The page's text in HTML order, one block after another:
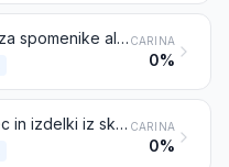
Obdelan kamen za spomenike ali za gradbeništvo (razen iz skrilavcev) in izdelki iz njega, razen izdelkov iz tarifne številke 6801; kockice za mozaik in podobno iz naravnega kamna (vključno tudi iz skrilavcev) na podlogi ali brez podloge; umetno obarvana zrna, luskine in prah iz naravnega kamna (vključno iz skrilavcev) CARINA
0%
Obdelan skrilavec in izdelki iz skrilavca ali aglomeriranega skrilavca CARINA
0%